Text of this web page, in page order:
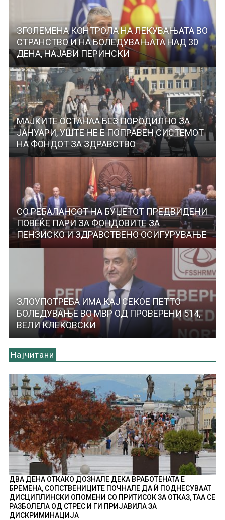
ЗГОЛЕМЕНА КОНТРОЛА НА ЛЕКУВАЊАТА ВО
СТРАНСТВО И НА БОЛЕДУВАЊАТА НАД 30
ДЕНА, НАЈАВИ ПЕРИНСКИ
МАЈКИТЕ ОСТАНАА БЕЗ ПОРОДИЛНО ЗА
ЈАНУАРИ, УШТЕ НЕ Е ПОПРАВЕН СИСТЕМОТ
НА ФОНДОТ ЗА ЗДРАВСТВО
СО РЕБАЛАНСОТ НА БУЏЕТОТ ПРЕДВИДЕНИ
ПОВЕЌЕ ПАРИ ЗА ФОНДОВИТЕ ЗА
ПЕНЗИСКО И ЗДРАВСТВЕНО ОСИГУРУВАЊЕ
ЗЛОУПОТРЕБА ИМА КАЈ СЕКОЕ ПЕТТО
БОЛЕДУВАЊЕ ВО МВР ОД ПРОВЕРЕНИ 514,
ВЕЛИ КЛЕКОВСКИ
Најчитани
ДВА ДЕНА ОТКАКО ДОЗНАЛЕ ДЕКА ВРАБОТЕНАТА Е
БРЕМЕНА, СОПСТВЕНИЦИТЕ ПОЧНАЛЕ ДА Ѝ ПОДНЕСУВААТ
ДИСЦИПЛИНСКИ ОПОМЕНИ СО ПРИТИСОК ЗА ОТКАЗ, ТАА СЕ
РАЗБОЛЕЛА ОД СТРЕС И ГИ ПРИЈАВИЛА ЗА
ДИСКРИМИНАЦИЈА